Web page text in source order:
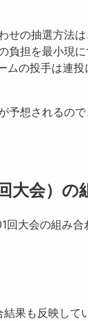
せの抽選方法は
負担を最小現
ムの投手は連投
予想されるの
大会）の
大会の組み合
果も反映して